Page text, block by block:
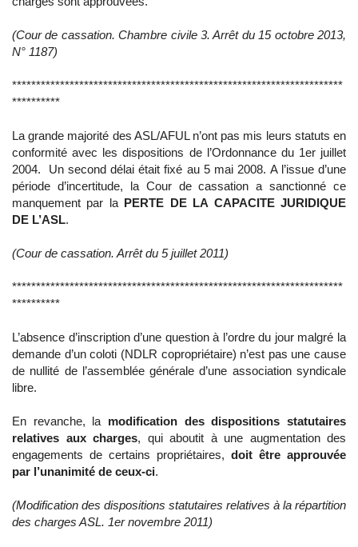
(Cour de cassation. Chambre civile 3. Arrêt du 15 octobre 2013,
N° 1187)
*********************************************************************
**********
La grande majorité des ASL/AFUL n’ont pas mis leurs statuts en
conformité avec les dispositions de l’Ordonnance du 1er juillet
2004. Un second délai était fixé au 5 mai 2008. A l’issue d’une
période d’incertitude, la Cour de cassation a sanctionné ce
manquement par la PERTE DE LA CAPACITE JURIDIQUE
DE L’ASL.
(Cour de cassation. Arrêt du 5 juillet 2011)
*********************************************************************
**********
L’absence d’inscription d’une question à l’ordre du jour malgré la
demande d’un coloti (NDLR copropriétaire) n’est pas une cause
de nullité de l’assemblée générale d’une association syndicale
libre.
En revanche, la modification des dispositions statutaires
relatives aux charges, qui aboutit à une augmentation des
engagements de certains propriétaires, doit être approuvée
par l’unanimité de ceux-ci.
(Modification des dispositions statutaires relatives à la répartition
des charges ASL. 1er novembre 2011)